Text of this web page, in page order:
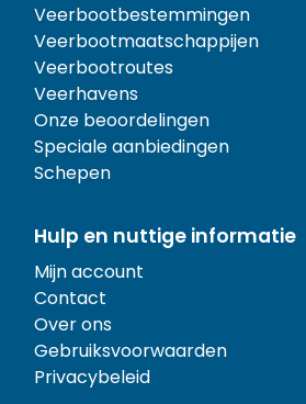
Veerbootbestemmingen
Veerbootmaatschappijen
Veerbootroutes
Veerhavens
Onze beoordelingen
Speciale aanbiedingen
Schepen
Hulp en nuttige informatie
Mijn account
Contact
Over ons
Gebruiksvoorwaarden
Privacybeleid